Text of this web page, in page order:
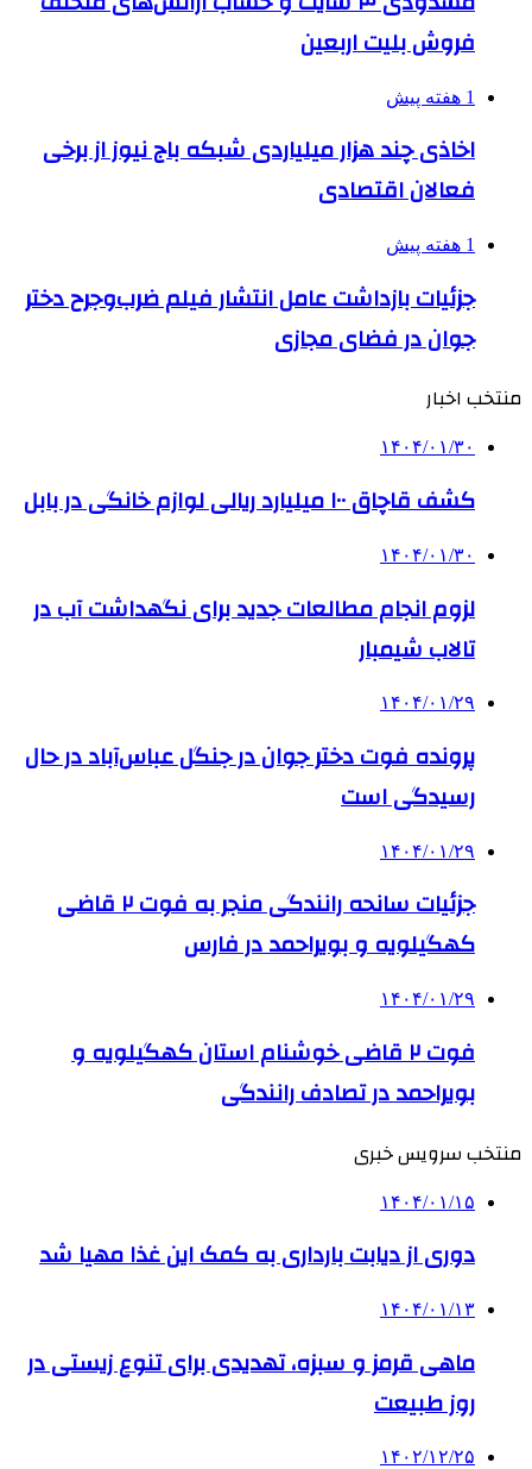
فروش بلیت اربعین
1 هفته پیش
اخاذی چند هزار میلیاردی شبکه باج نیوز از برخی
فعالان اقتصادی
1 هفته پیش
جزئیات بازداشت عامل انتشار فیلم ضرب‌وجرح دختر
جوان در فضای مجازی
منتخب اخبار
۱۴۰۴/۰۱/۳۰
کشف قاچاق ۱۰۰ میلیارد ریالی لوازم خانگی در بابل
۱۴۰۴/۰۱/۳۰
لزوم انجام مطالعات جدید برای نگهداشت آب در
تالاب شیمبار
۱۴۰۴/۰۱/۲۹
پرونده فوت دختر جوان در جنگل عباس‌آباد در حال
رسیدگی است
۱۴۰۴/۰۱/۲۹
جزئیات سانحه رانندگی منجر به فوت ۲ قاضی
کهگیلویه و بویراحمد در فارس
۱۴۰۴/۰۱/۲۹
فوت ۲ قاضی خوشنام استان کهگیلویه و
بویراحمد در تصادف رانندگی
منتخب سرویس خبری
۱۴۰۴/۰۱/۱۵
دوری از دیابت بارداری به کمک این غذا مهیا شد
۱۴۰۴/۰۱/۱۳
ماهی قرمز و سبزه، تهدیدی برای تنوع زیستی در
روز طبیعت
۱۴۰۲/۱۲/۲۵